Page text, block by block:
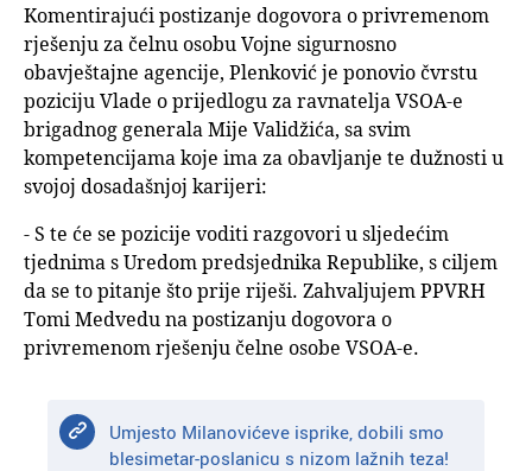
Komentirajući postizanje dogovora o privremenom
rješenju za čelnu osobu Vojne sigurnosno
obavještajne agencije, Plenković je ponovio čvrstu
poziciju Vlade o prijedlogu za ravnatelja VSOA-e
brigadnog generala Mije Validžića, sa svim
kompetencijama koje ima za obavljanje te dužnosti u
svojoj dosadašnjoj karijeri:
- S te će se pozicije voditi razgovori u sljedećim
tjednima s Uredom predsjednika Republike, s ciljem
da se to pitanje što prije riješi. Zahvaljujem PPVRH
Tomi Medvedu na postizanju dogovora o
privremenom rješenju čelne osobe VSOA-e.
Umjesto Milanovićeve isprike, dobili smo
blesimetar-poslanicu s nizom lažnih teza!